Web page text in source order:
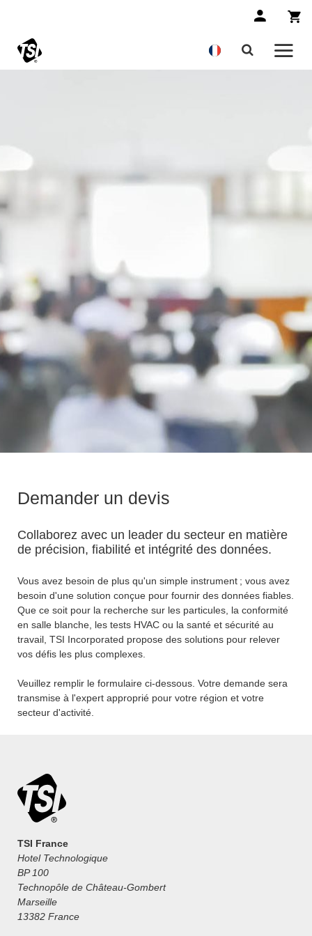
Demander un devis
Collaborez avec un leader du secteur en matière
de précision, fiabilité et intégrité des données.
Vous avez besoin de plus qu'un simple instrument ; vous avez
besoin d'une solution conçue pour fournir des données fiables.
Que ce soit pour la recherche sur les particules, la conformité
en salle blanche, les tests HVAC ou la santé et sécurité au
travail, TSI Incorporated propose des solutions pour relever
vos défis les plus complexes.
Veuillez remplir le formulaire ci-dessous. Votre demande sera
transmise à l'expert approprié pour votre région et votre
secteur d'activité.
TSI France
Hotel Technologique
BP 100
Technopôle de Château-Gombert
Marseille
13382 France